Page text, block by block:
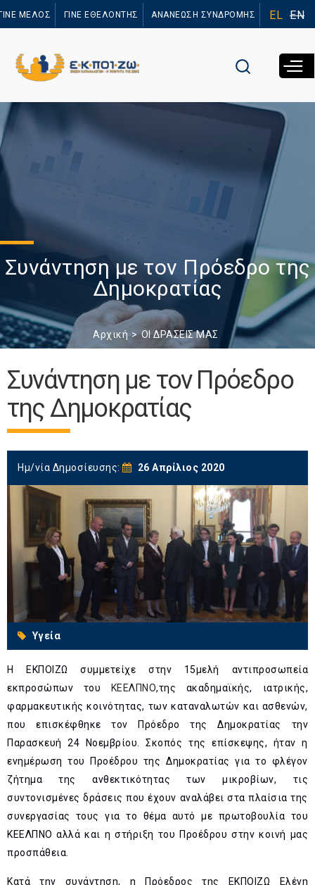
προς το
ΜΕΛΟΣ ΓΙΝΕ ΕΘΕΛΟΝΤΗΣ ΑΝΑΝΕΩΣΗ ΣΥΝΔΡΟΜΗΣ EL EN
Συνάντηση με τον Πρόεδρο της
Δημοκρατίας
Αρχική ΟΙ ΔΡΑΣΕΙΣ ΜΑΣ
Συνάντηση με τον Πρόεδρο
της Δημοκρατίας
Ημ/νία Δημοσίευσης: 26 Απρίλιος 2020
Υγεία
Η ΕΚΠΟΙΖΩ συμμετείχε στην 15μελή αντιπροσωπεία
εκπροσώπων του
ΚΕΕΛΠΝΟ,της ακαδημαϊκής, ιατρικής,
φαρμακευτικής κοινότητας, των καταναλωτών και ασθενών,
που επισκέφθηκε τον Πρόεδρο της Δημοκρατίας την
Παρασκευή 24 Νοεμβρίου. Σκοπός της επίσκεψης, ήταν η
ενημέρωση του Προέδρου της Δημοκρατίας για το φλέγον
ζήτημα της ανθεκτικότητας των μικροβίων, τις
συντονισμένες δράσεις που έχουν αναλάβει στα πλαίσια της
συνεργασίας τους για το θέμα αυτό με πρωτοβουλία του
ΚΕΕΛΠΝΟ αλλά και η στήριξη του Προέδρου στην κοινή μας
προσπάθεια.
Κατά την συνάντηση, η Πρόεδρος της ΕΚΠΟΙΖΩ Ελένη